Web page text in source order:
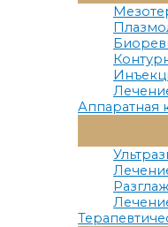
Аппаратная